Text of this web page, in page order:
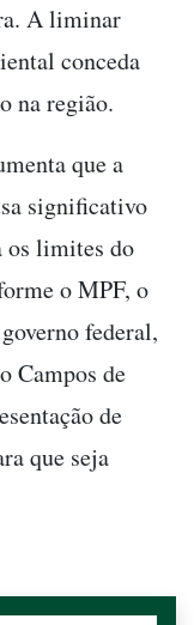
A liminar
conceda
na região.
que a
significativo
os limites do
o MPF, o
federal,
Campos de
de
que seja